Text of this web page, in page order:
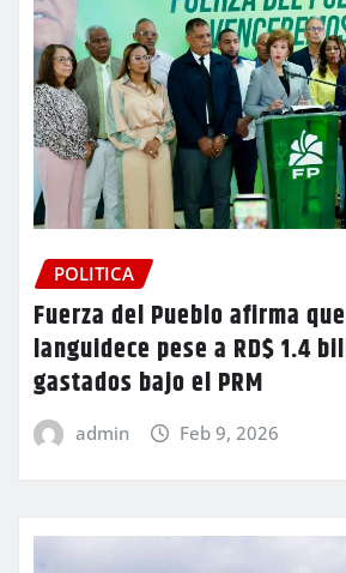
POLITICA
Fuerza del Pueblo afirma
languidece pese a RD$ 1.4
gastados bajo el PRM
admin Feb 9, 2026